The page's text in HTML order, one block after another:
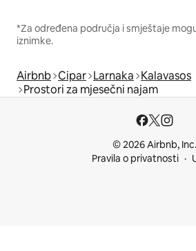
*Za određena područja i smještaje
iznimke.
Airbnb Cipar Larnaka Kalavasos
Prostori za mjesečni najam
© 2026 Airbnb, Inc.
Pravila o privatnosti